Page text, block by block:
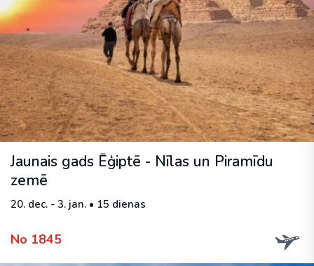
Jaunais gads Ēģiptē - Nīlas un Piramīdu
zemē
20. dec. - 3. jan. • 15 dienas
No 1845